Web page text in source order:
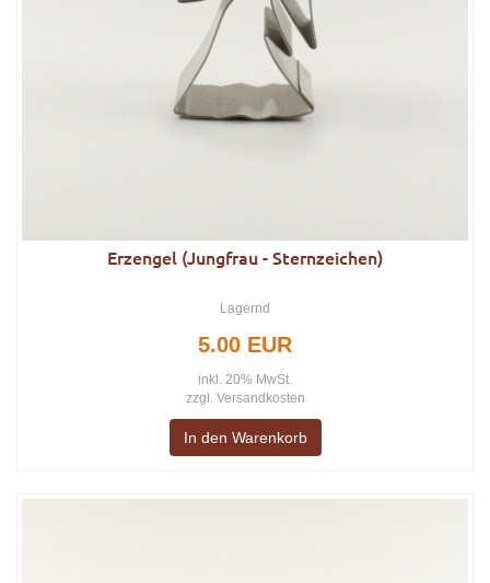
Erzengel (Jungfrau - Sternzeichen)
Lagernd
5.00 EUR
inkl. 20% MwSt.
zzgl. Versandkosten
In den Warenkorb